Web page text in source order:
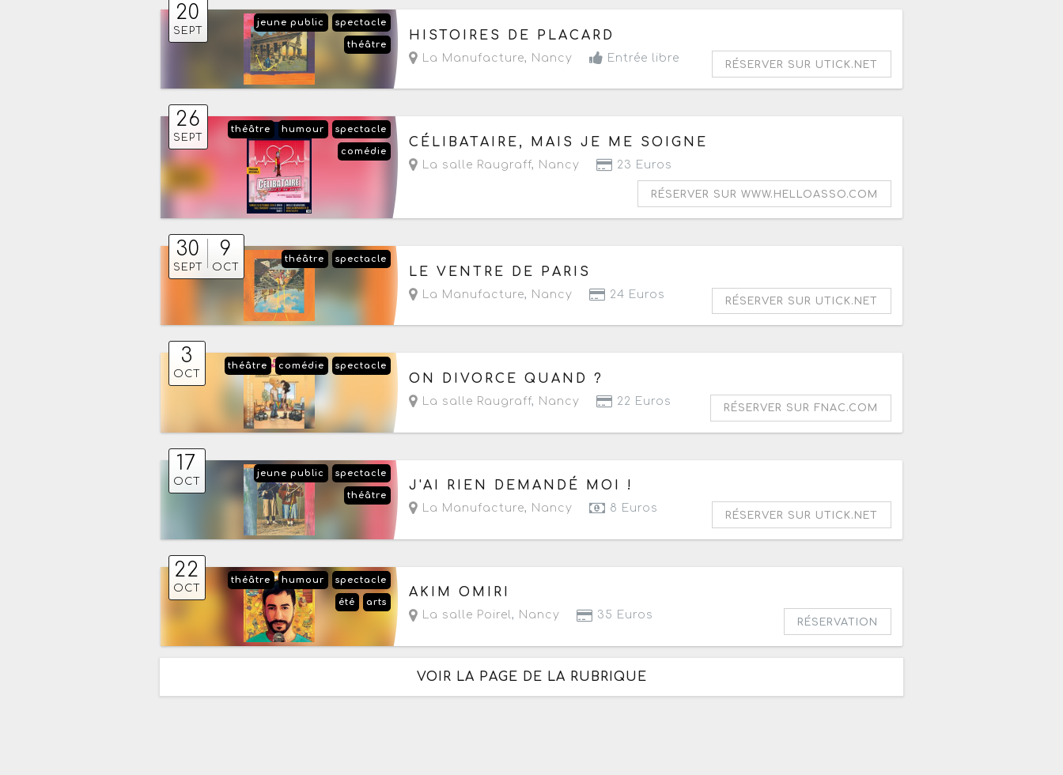
20
SEPT
spectacle
jeune public
théâtre
Le dimanche 20 septembre 2026
HISTOIRES DE PLACARD
La Manufacture, Nancy Entrée libre
RÉSERVER SUR UTICK.NET
26
SEPT
spectacle
humour
théâtre
comédie
Le samedi 26 septembre 2026 de 20h30 à 21h50
CÉLIBATAIRE, MAIS JE ME SOIGNE
La salle Raugraff, Nancy 23 Euros
RÉSERVER SUR WWW.HELLOASSO.COM
30
SEPT
9
OCT
spectacle
théâtre
Du mercredi 30 septembre au vendredi 9 octobre 2026
LE VENTRE DE PARIS
La Manufacture, Nancy 24 Euros
RÉSERVER SUR UTICK.NET
3
OCT
spectacle
comédie
théâtre
Le samedi 3 octobre 2026 à partir de 21h
ON DIVORCE QUAND ?
La salle Raugraff, Nancy 22 Euros
RÉSERVER SUR FNAC.COM
17
OCT
spectacle
jeune public
théâtre
Le samedi 17 octobre 2026
J'AI RIEN DEMANDÉ MOI !
La Manufacture, Nancy 8 Euros
RÉSERVER SUR UTICK.NET
22
OCT
spectacle
humour
théâtre
arts
été
Le jeudi 22 octobre 2026
AKIM OMIRI
La salle Poirel, Nancy 35 Euros
RÉSERVATION
VOIR LA PAGE DE LA RUBRIQUE